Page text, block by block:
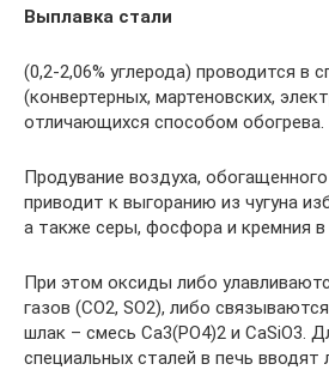
Выплавка стали
(0,2-2,06% углерода) проводится в
(конвертерных, мартеновских,
отличающихся способом обогрева.
Продувание воздуха,
приводит к выгоранию из чугуна
а также серы, фосфора и кремния
При этом оксиды либо
газов (CO2, SO2), либо
шлак – смесь Ca3(PO4)2 и CaSiO3.
специальных сталей в печь